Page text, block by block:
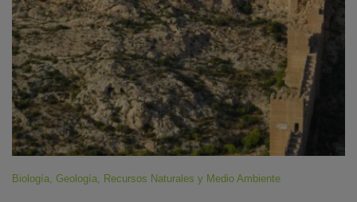
Biología, Geología, Recursos Naturales y Medio Ambiente